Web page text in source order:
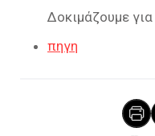
Δοκιμάζουμε για
πηγη